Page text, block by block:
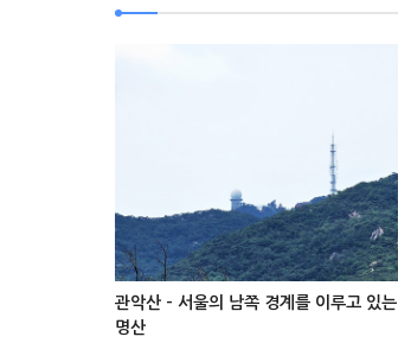
 

관악산 – 서울의 남쪽 경계를 이루고 있는
명산